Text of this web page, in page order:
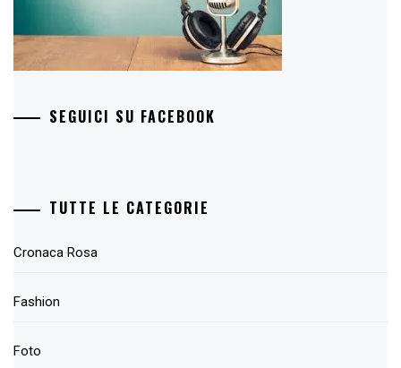
SEGUICI SU FACEBOOK
TUTTE LE CATEGORIE
Cronaca Rosa
Fashion
Foto